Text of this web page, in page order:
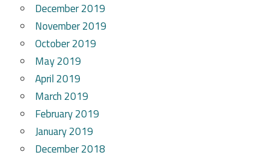
December 2019
November 2019
October 2019
May 2019
April 2019
March 2019
February 2019
January 2019
December 2018